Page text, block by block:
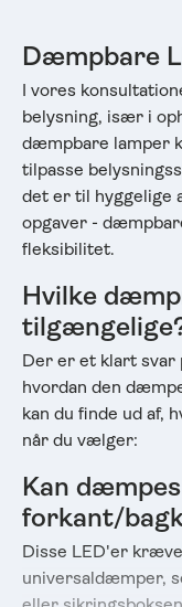
Dæmpbare
I vores
belysning, især i
dæmpbare lamper
tilpasse
det er til hyggelige
opgaver -
fleksibilitet.
Hvilke
Der er et klart svar
hvordan den
kan du finde ud af,
når du vælger:
Kan
forkant/
Disse LED'er
universaldæmper,